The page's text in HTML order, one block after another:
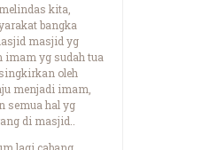
kita,
bangka
masjid yg
imam yg sudah tua
oleh
menjadi imam,
semua hal yg
di masjid..
lagi cabang